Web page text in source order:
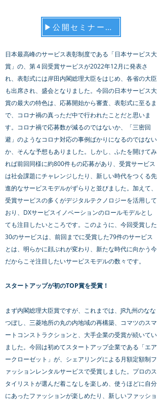
▶公開セミナーの予定
日本最高峰のサービス表彰制度である「日本サービス大
賞」の、第４回受賞サービスが2022年12月に発表さ
れ、表彰式には岸田内閣総理大臣をはじめ、各省の大臣
も出席され、盛会となりました。今回の日本サービス大
賞の最大の特色は、応募開始から審査、表彰式に至るま
で、コロナ禍の真っただ中で行われたことだと思いま
す。コロナ禍で応募数が減るのではないか、「三密回
避」のようなコロナ対応の事例ばかりになるのではない
か、そんな予想もありました。しかし、ふたを開けてみ
れば前回同様に約800件もの応募があり、受賞サービス
は社会課題にチャレンジしたり、新しい時代をつくる先
進的なサービスモデルがずらりと並びました。加えて、
受賞サービスの多くがデジタルテクノロジーを活用して
おり、DXサービスイノベーションのロールモデルとし
ても注目したいところです。このように、今回受賞した
30のサービスは、前回までに受賞した79件のサービス
とは、明らかに顔ぶれが変わり、新たな時代に向かう今
だからこそ注目したいサービスモデルの数々です。
スタートアップが初のTOP賞を受賞！
まず内閣総理大臣賞ですが、これまでは、JR九州のなな
つぼし、三菱地所の丸の内地域の再構築、コマツのスマ
ートコンストラクションと、大手企業の受賞が続いてい
ました。今回は初めてスタートアップ企業である「エア
ークローゼット」が、シェアリングによる月額定額制フ
ァッションレンタルサービスで受賞しました。プロのス
タイリストが選んだ着こなしを楽しめ、使うほどに自分
にあったファッションが楽しめたり、新しいファッショ